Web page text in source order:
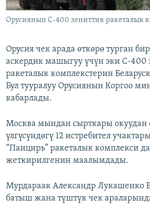
Орусиянын С-400 зениттик ракеталык
Орусия чек арада өткөрө турган
аскердик машыгуу үчүн эки С-400
ракеталык комплекстерин
Бул тууралуу Орусиянын Коргоо
кабарлады.
Москва мындан сырткары окуудан
үлгүсүндөгү 12 истребител
“Панцирь” ракеталык комплекси да
жеткирилгенин маалымдады.
Мурдараак Александр Лукашенко
батыш жана түштүк чек